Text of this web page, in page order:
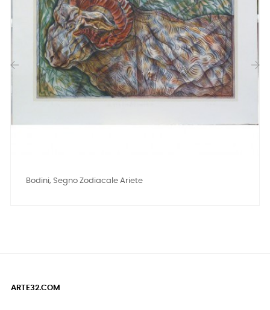
Bodini, Segno Zodiacale Ariete
ARTE32.COM